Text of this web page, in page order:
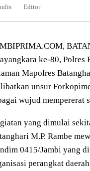
Editor
ke-80, Polres
Mapolres
unsur
wujud mempererat
yang dimulai
M.P. Rambe
0415/Jambi yang
perangkat